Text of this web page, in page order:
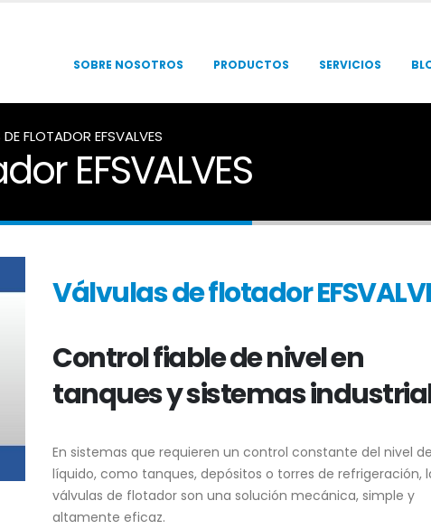
SOBRE NOSOTROS PRODUCTOS SERVICIOS
FLOTADOR EFSVALVES
EFSVALVES
Válvulas de flotador
Control fiable de nivel en
tanques y sistemas
En sistemas que requieren un control constante del nivel de
líquido, como tanques, depósitos o torres de refrigeración,
válvulas de flotador son una solución mecánica, simple y
altamente eficaz.
Valve World Düsseldorf
15 septiembre, 2025
Neom